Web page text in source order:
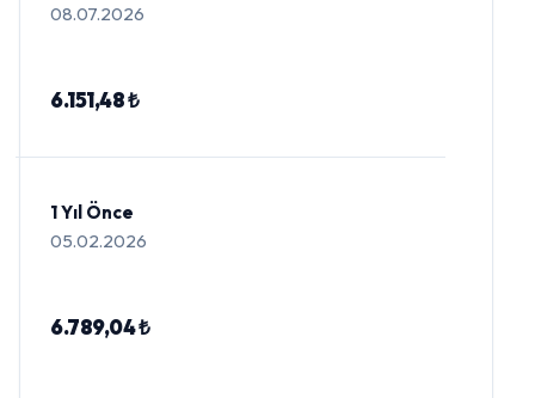
08.07.2026
6.151,48 ₺
1 Yıl Önce
05.02.2026
6.789,04 ₺